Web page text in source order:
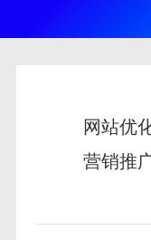
网站优
营销推